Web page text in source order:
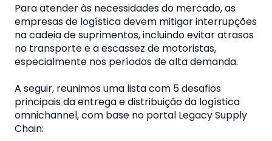
Para atender às necessidades do mercado, as
empresas de logística devem mitigar interrupções
na cadeia de suprimentos, incluindo evitar atrasos
no transporte e a escassez de motoristas,
especialmente nos períodos de alta demanda.
A seguir, reunimos uma lista com 5 desafios
principais da entrega e distribuição da logística
omnichannel, com base no portal Legacy Supply
Chain: